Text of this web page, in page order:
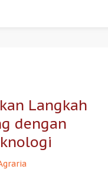
Langkah
dengan